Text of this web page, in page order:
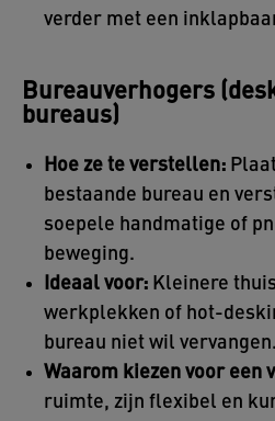
verder met een
Bureauverhogers
bureaus)
Hoe ze te verstellen:
bestaande bureau en
soepele handmatige of
beweging.
Ideaal voor: Kleinere
werkplekken of hot-
bureau niet wil vervangen.
Waarom kiezen voor een
ruimte, zijn flexibel en